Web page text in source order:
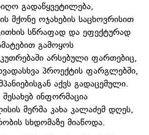
გადაწყვეტილება,
მქონე ოჯახების საცხოვრისით
სწრაფად და ეფექტურად
გამოყოს
არსებული ფართებიც,
პროექტის ფარგლებში,
აქვს გადაცემული.
ინფორმაცია
მერმა კახა კალაძემ დღეს,
სხდომაზე მიაწოდა.